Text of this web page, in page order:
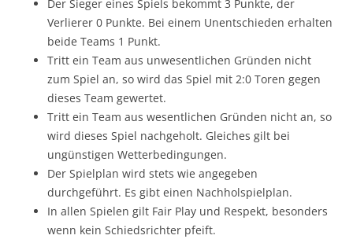
Der Sieger eines Spiels bekommt 3 Punkte, der
Verlierer 0 Punkte. Bei einem Unentschieden erhalten
beide Teams 1 Punkt.
Tritt ein Team aus unwesentlichen Gründen nicht
zum Spiel an, so wird das Spiel mit 2:0 Toren gegen
dieses Team gewertet.
Tritt ein Team aus wesentlichen Gründen nicht an, so
wird dieses Spiel nachgeholt. Gleiches gilt bei
ungünstigen Wetterbedingungen.
Der Spielplan wird stets wie angegeben
durchgeführt. Es gibt einen Nachholspielplan.
In allen Spielen gilt Fair Play und Respekt, besonders
wenn kein Schiedsrichter pfeift.